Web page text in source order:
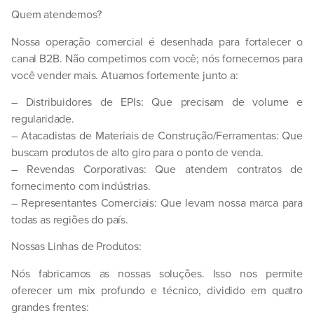
Quem atendemos?
Nossa operação comercial é desenhada para fortalecer o
canal B2B. Não competimos com você; nós fornecemos para
você vender mais. Atuamos fortemente junto a:
– Distribuidores de EPIs: Que precisam de volume e
regularidade.
– Atacadistas de Materiais de Construção/Ferramentas: Que
buscam produtos de alto giro para o ponto de venda.
– Revendas Corporativas: Que atendem contratos de
fornecimento com indústrias.
– Representantes Comerciais: Que levam nossa marca para
todas as regiões do país.
Nossas Linhas de Produtos:
Nós fabricamos as nossas soluções. Isso nos permite
oferecer um mix profundo e técnico, dividido em quatro
grandes frentes: